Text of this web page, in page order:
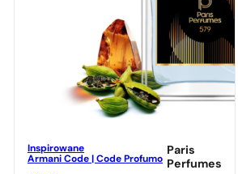
Inspirowane
Armani Code | Code Profumo
Paris
Perfumes